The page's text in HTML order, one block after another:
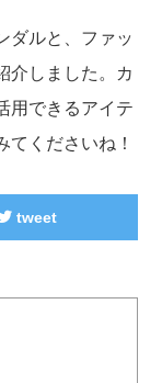
ダルと、ファッ
介しました。カ
用できるアイテ
てくださいね！
tweet